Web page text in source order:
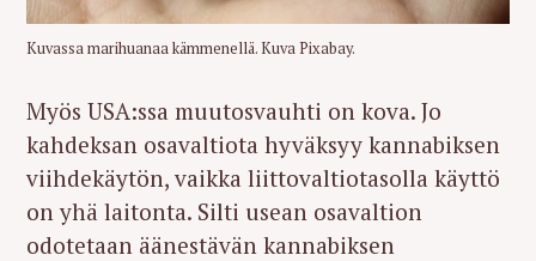
Kuvassa marihuanaa kämmenellä. Kuva Pixabay.
Myös USA:ssa muutosvauhti on kova. Jo
kahdeksan osavaltiota hyväksyy kannabiksen
viihdekäytön, vaikka liittovaltiotasolla käyttö
on yhä laitonta. Silti usean osavaltion
odotetaan äänestävän kannabiksen